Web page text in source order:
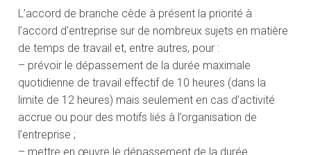
L’accord de branche cède à présent la priorité à
l’accord d’entreprise sur de nombreux sujets en matière
de temps de travail et, entre autres, pour :
– prévoir le dépassement de la durée maximale
quotidienne de travail effectif de 10 heures (dans la
limite de 12 heures) mais seulement en cas d’activité
accrue ou pour des motifs liés à l’organisation de
l’entreprise ;
– mettre en œuvre le dépassement de la durée